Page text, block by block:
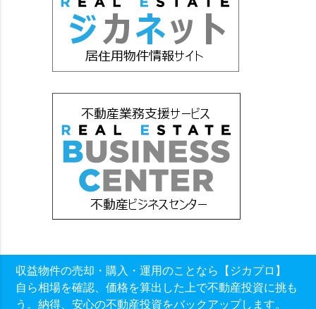
収益物件の売却・購入・運用のことなら【ジカプロ】
自ら相場を確認、価格を算出した上で不動産投資に挑も
う。納得、安心の不動産投資をバックアップします。